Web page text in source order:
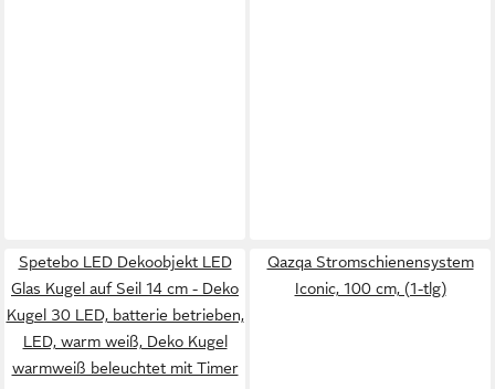
Spetebo LED Dekoobjekt LED
Glas Kugel auf Seil 14 cm - Deko
Kugel 30 LED, batterie betrieben,
LED, warm weiß, Deko Kugel
warmweiß beleuchtet mit Timer
Qazqa Stromschienensystem
Iconic, 100 cm, (1-tlg)